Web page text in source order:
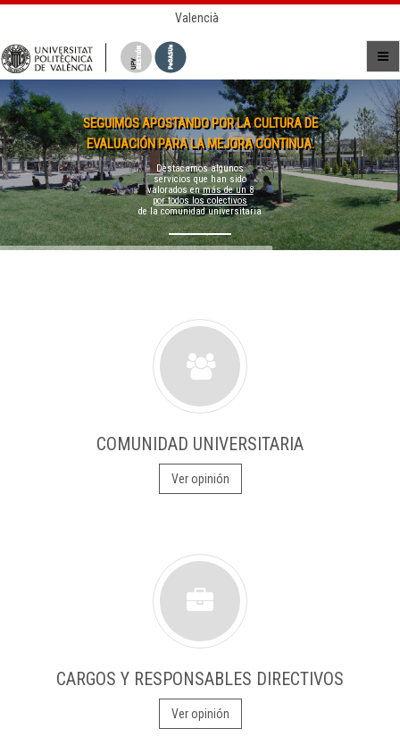
Valencià
SEGUIMOS APOSTANDO POR LA CULTURA DE
EVALUACIÓN PARA LA MEJORA CONTINUA.
Destacamos algunos
servicios que han sido
valorados enmás de un 8
por todos los colectivos
de la comunidad universitaria
COMUNIDAD UNIVERSITARIA
Ver opinión
CARGOS Y RESPONSABLES DIRECTIVOS
Ver opinión